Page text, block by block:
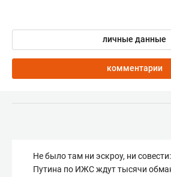
личные данные
комментарии
Не было там ни эскроу, ни
Путина по ИЖС ждут тысячи